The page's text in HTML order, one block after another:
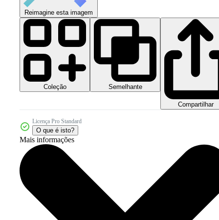
Reimagine esta imagem
Coleção Semelhante
Compartilhar
Licença Pro Standard
O que é isto?
Mais informações